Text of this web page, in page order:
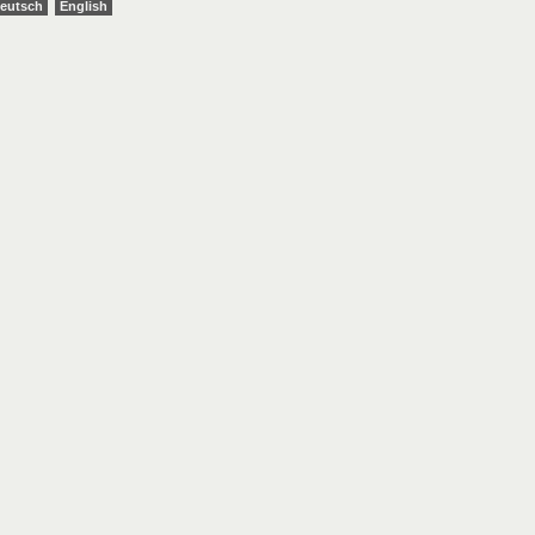
English